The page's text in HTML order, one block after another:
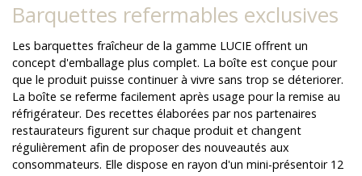
Barquettes refermables exclusives
Les barquettes fraîcheur de la gamme LUCIE offrent un
concept d'emballage plus complet. La boîte est conçue pour
que le produit puisse continuer à vivre sans trop se déteriorer.
La boîte se referme facilement après usage pour la remise au
réfrigérateur. Des recettes élaborées par nos partenaires
restaurateurs figurent sur chaque produit et changent
régulièrement afin de proposer des nouveautés aux
consommateurs. Elle dispose en rayon d'un mini-présentoir 12